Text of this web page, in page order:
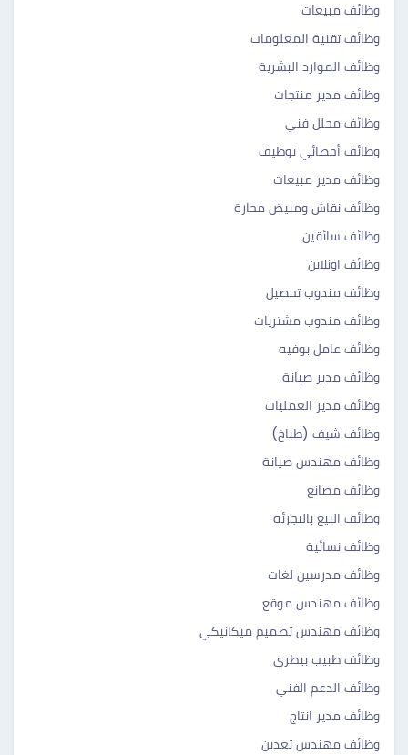
وظائف مبيعات
وظائف تقنية المعلومات
وظائف الموارد البشرية
وظائف مدير منتجات
وظائف محلل فني
وظائف أخصائي توظيف
وظائف مدير مبيعات
وظائف نقاش ومبيض محارة
وظائف سائقين
وظائف اونلاين
وظائف مندوب تحصيل
وظائف مندوب مشتريات
وظائف عامل بوفيه
وظائف مدير صيانة
وظائف مدير العمليات
وظائف شيف (طباخ)
وظائف مهندس صيانة
وظائف مصانع
وظائف البيع بالتجزئة
وظائف نسائية
وظائف مدرسين لغات
وظائف مهندس موقع
وظائف مهندس تصميم ميكانيكي
وظائف طبيب بيطري
وظائف الدعم الفني
وظائف مدير انتاج
وظائف مهندس تعدين